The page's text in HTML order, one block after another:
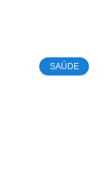
SAÚDE